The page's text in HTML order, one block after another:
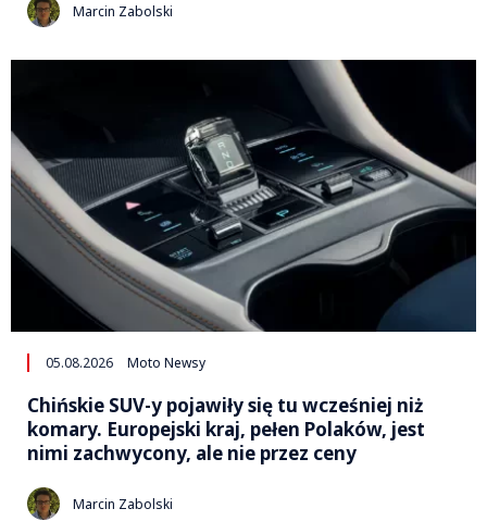
Marcin Zabolski
05.08.2026 Moto Newsy
Chińskie SUV-y pojawiły się tu wcześniej niż
komary. Europejski kraj, pełen Polaków, jest
nimi zachwycony, ale nie przez ceny
Marcin Zabolski